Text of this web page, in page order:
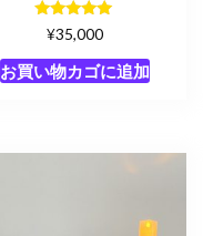
5段階中
5.00
の評価
¥35,000
お買い物カゴに追加